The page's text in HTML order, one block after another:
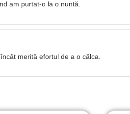
am purtat-o la o nuntă.
merită efortul de a o călca.